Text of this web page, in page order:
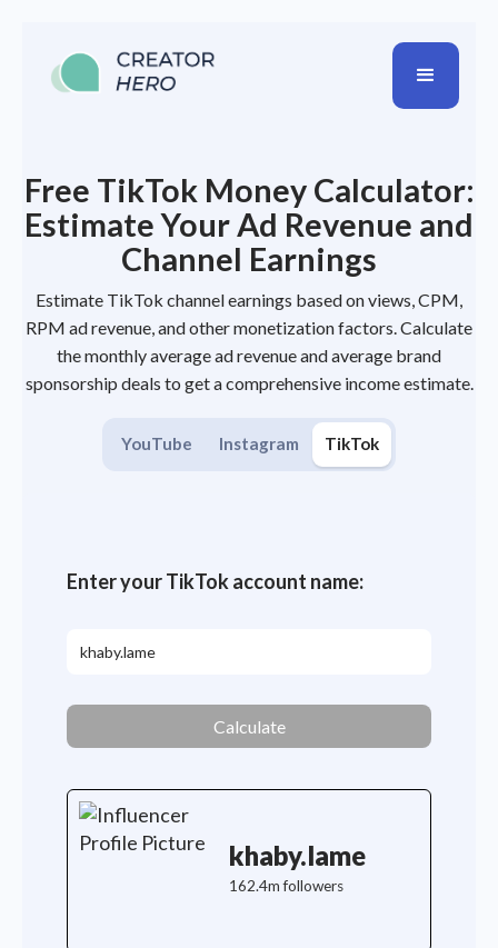
Free TikTok Money Calculator:
Estimate Your Ad Revenue and
Channel Earnings
Estimate TikTok channel earnings based on views, CPM,
RPM ad revenue, and other monetization factors. Calculate
the monthly average ad revenue and average brand
sponsorship deals to get a comprehensive income estimate.
YouTube Instagram TikTok
Enter your TikTok account name:
Calculate
khaby.lame
162.4m followers